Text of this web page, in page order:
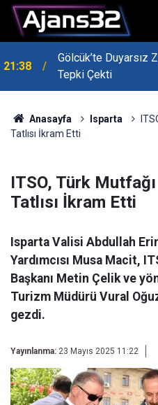
21:38
Gölcük’te Duyarsız
Tepki Çekti
Anasayfa Isparta
Tatlısı İkram Etti
ITSO, Türk
Tatlısı İkram Etti
Isparta Valisi Abdullah
Yardımcısı Musa Macit,
Başkanı Metin Çelik ve
Turizm Müdürü Vural
gezdi.
Yayınlanma: 23 Mayıs 2025 11:22